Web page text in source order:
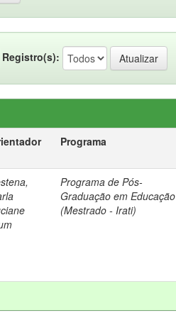
Registro(s):
Programa
Programa de Pós-
Graduação em Educação
(Mestrado - Irati)